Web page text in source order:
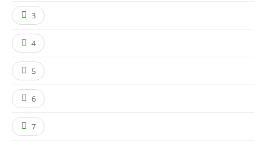
3
4
5
6
7